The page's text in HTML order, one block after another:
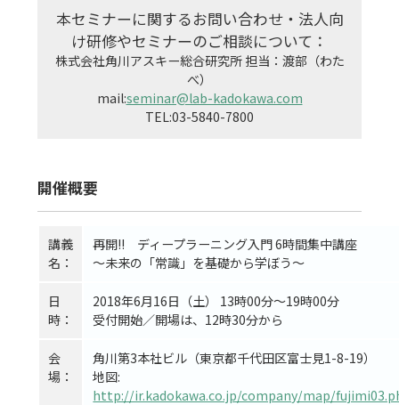
本セミナーに関するお問い合わせ・法人向
け研修やセミナーのご相談について：
株式会社角川アスキー総合研究所 担当：渡部（わた
べ）
mail:seminar@lab-kadokawa.com
開催概要
講義
名：
再開!!　ディープラーニング入門 6時間集中講座
日
時：
2018年6月16日（土） 13時00分～19時00分
受付開始／開場は、12時30分から
会
場：
角川第3本社ビル（東京都千代田区富士見1-8-19）
http://ir.kadokawa.co.jp/company/map/